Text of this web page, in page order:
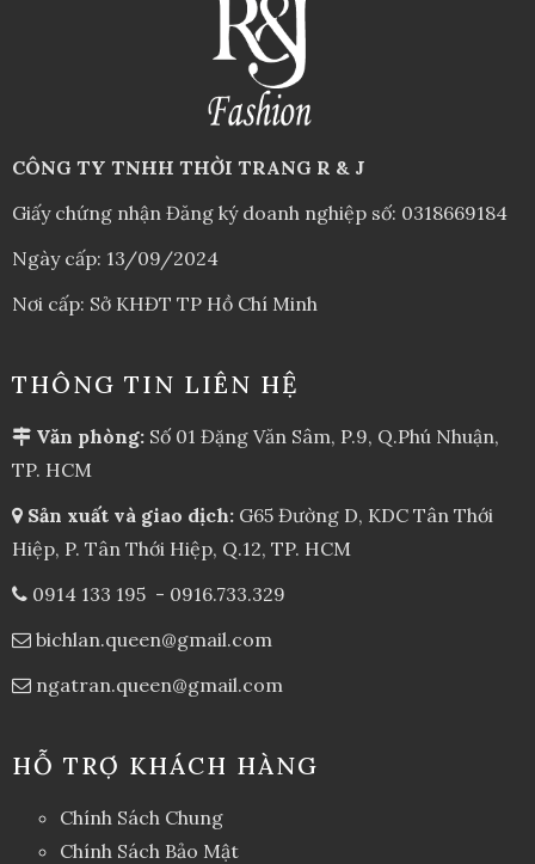
CÔNG TY TNHH THỜI TRANG R & J
Giấy chứng nhận Đăng ký doanh nghiệp số: 0318669184
Ngày cấp: 13/09/2024
Nơi cấp: Sở KHĐT TP Hồ Chí Minh
THÔNG TIN LIÊN HỆ
Văn phòng: Số 01 Đặng Văn Sâm, P.9, Q.Phú Nhuận,
TP. HCM
Sản xuất và giao dịch: G65 Đường D, KDC Tân Thới
Hiệp, P. Tân Thới Hiệp, Q.12, TP. HCM
0914 133 195 - 0916.733.329
bichlan.queen@gmail.com
ngatran.queen@gmail.com
HỖ TRỢ KHÁCH HÀNG
Chính Sách Chung
Chính Sách Bảo Mật